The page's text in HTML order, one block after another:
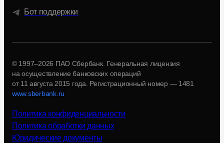
Бот поддержки
© 1997–2026 ПАО Сбербанк. Генеральная лицензия
на осуществление банковских операций
от 11 августа 2015 года. Регистрационный номер — 1481
www.sberbank.ru
Политика конфиденциальности
Политика обработки данных
Юридические документы